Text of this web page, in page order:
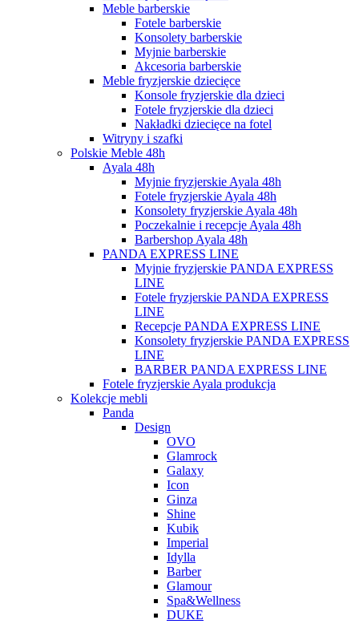
Meble barberskie
Fotele barberskie
Konsolety barberskie
Myjnie barberskie
Akcesoria barberskie
Meble fryzjerskie dziecięce
Konsole fryzjerskie dla dzieci
Fotele fryzjerskie dla dzieci
Nakładki dziecięce na fotel
Witryny i szafki
Polskie Meble 48h
Ayala 48h
Myjnie fryzjerskie Ayala 48h
Fotele fryzjerskie Ayala 48h
Konsolety fryzjerskie Ayala 48h
Poczekalnie i recepcje Ayala 48h
Barbershop Ayala 48h
PANDA EXPRESS LINE
Myjnie fryzjerskie PANDA EXPRESS
LINE
Fotele fryzjerskie PANDA EXPRESS
LINE
Recepcje PANDA EXPRESS LINE
Konsolety fryzjerskie PANDA EXPRESS
LINE
BARBER PANDA EXPRESS LINE
Fotele fryzjerskie Ayala produkcja
Kolekcje mebli
Panda
Design
OVO
Glamrock
Galaxy
Icon
Ginza
Shine
Kubik
Imperial
Idylla
Barber
Glamour
Spa&Wellness
DUKE